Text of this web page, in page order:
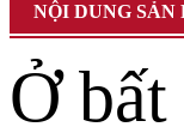
NỘI DUNG SẢN
Ở